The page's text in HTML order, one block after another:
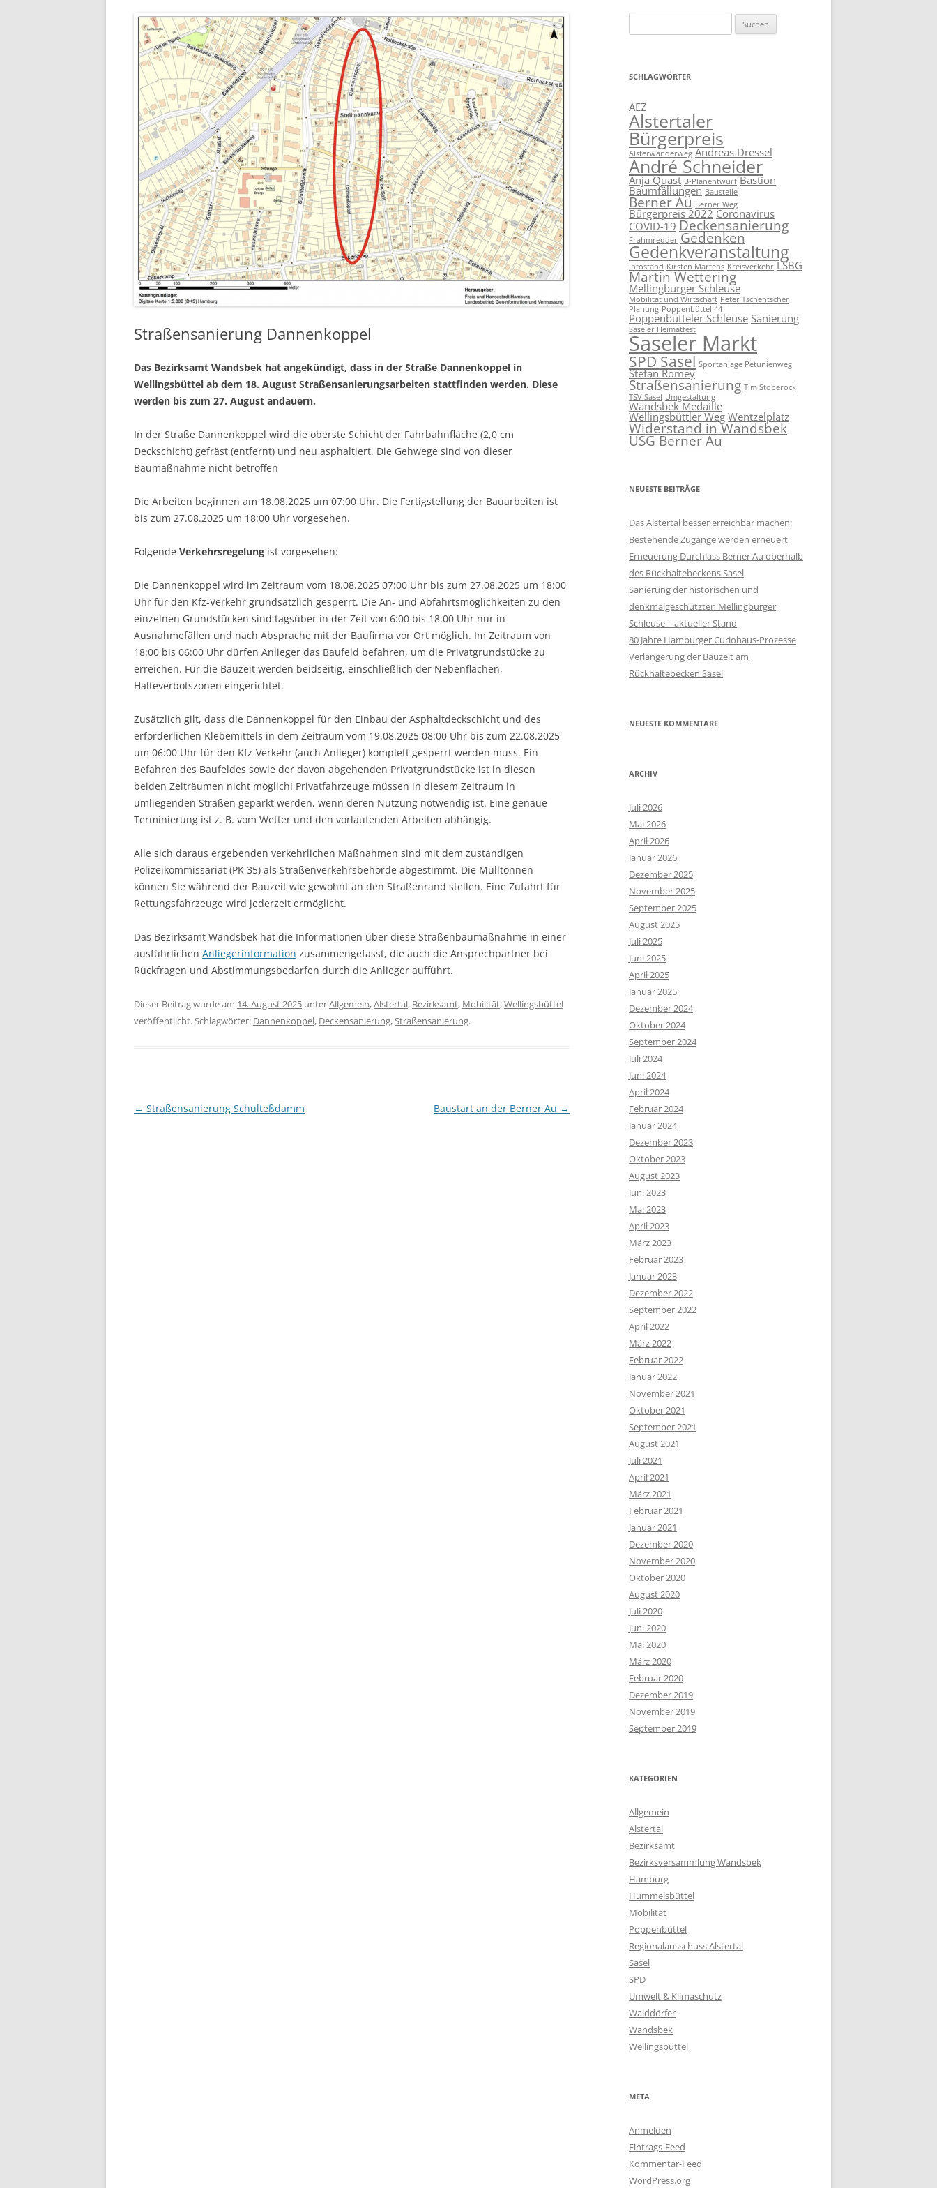
Straßensanierung Dannenkoppel
Das Bezirksamt Wandsbek hat angekündigt, dass in der Straße Dannenkoppel in
Wellingsbüttel ab dem 18. August Straßensanierungsarbeiten stattfinden werden. Diese
werden bis zum 27. August andauern.
In der Straße Dannenkoppel wird die oberste Schicht der Fahrbahnfläche (2,0 cm
Deckschicht) gefräst (entfernt) und neu asphaltiert. Die Gehwege sind von dieser
Baumaßnahme nicht betroffen
Die Arbeiten beginnen am 18.08.2025 um 07:00 Uhr. Die Fertigstellung der Bauarbeiten ist
bis zum 27.08.2025 um 18:00 Uhr vorgesehen.
Folgende Verkehrsregelung ist vorgesehen:
Die Dannenkoppel wird im Zeitraum vom 18.08.2025 07:00 Uhr bis zum 27.08.2025 um 18:00
Uhr für den Kfz-Verkehr grundsätzlich gesperrt. Die An- und Abfahrtsmöglichkeiten zu den
einzelnen Grundstücken sind tagsüber in der Zeit von 6:00 bis 18:00 Uhr nur in
Ausnahmefällen und nach Absprache mit der Baufirma vor Ort möglich. Im Zeitraum von
18:00 bis 06:00 Uhr dürfen Anlieger das Baufeld befahren, um die Privatgrundstücke zu
erreichen. Für die Bauzeit werden beidseitig, einschließlich der Nebenflächen,
Halteverbotszonen eingerichtet.
Zusätzlich gilt, dass die Dannenkoppel für den Einbau der Asphaltdeckschicht und des
erforderlichen Klebemittels in dem Zeitraum vom 19.08.2025 08:00 Uhr bis zum 22.08.2025
um 06:00 Uhr für den Kfz-Verkehr (auch Anlieger) komplett gesperrt werden muss. Ein
Befahren des Baufeldes sowie der davon abgehenden Privatgrundstücke ist in diesen
beiden Zeiträumen nicht möglich! Privatfahrzeuge müssen in diesem Zeitraum in
umliegenden Straßen geparkt werden, wenn deren Nutzung notwendig ist. Eine genaue
Terminierung ist z. B. vom Wetter und den vorlaufenden Arbeiten abhängig.
Alle sich daraus ergebenden verkehrlichen Maßnahmen sind mit dem zuständigen
Polizeikommissariat (PK 35) als Straßenverkehrsbehörde abgestimmt. Die Mülltonnen
können Sie während der Bauzeit wie gewohnt an den Straßenrand stellen. Eine Zufahrt für
Rettungsfahrzeuge wird jederzeit ermöglicht.
Das Bezirksamt Wandsbek hat die Informationen über diese Straßenbaumaßnahme in einer
ausführlichen Anliegerinformation zusammengefasst, die auch die Ansprechpartner bei
Rückfragen und Abstimmungsbedarfen durch die Anlieger aufführt.
Dieser Beitrag wurde am 14. August 2025 unterAllgemein,Alstertal, Bezirksamt, Mobilität,Wellingsbüttel
veröffentlicht. Schlagwörter: Dannenkoppel, Deckensanierung,Straßensanierung.
Beitragsnavigation
← Straßensanierung Schulteßdamm Baustart an der Berner Au →
nach:
SCHLAGWÖRTER
AEZ
Alstertaler
Bürgerpreis
Alsterwanderweg Andreas Dressel
André Schneider
Anja Quast B-Planentwurf Bastion
Baumfällungen Baustelle
Berner Au Berner Weg
Bürgerpreis 2022Coronavirus
COVID-19 Deckensanierung
Frahmredder Gedenken
Gedenkveranstaltung
Infostand Kirsten Martens Kreisverkehr LSBG
Martin Wettering
Mellingburger Schleuse
Mobilität und Wirtschaft Peter Tschentscher
Planung Poppenbüttel 44
Poppenbütteler Schleuse Sanierung
Saseler Heimatfest
Saseler Markt
SPD Sasel Sportanlage Petunienweg
Stefan Romey
Straßensanierung Tim Stoberock
TSV Sasel Umgestaltung
Wandsbek Medaille
Wellingsbüttler WegWentzelplatz
Widerstand in Wandsbek
ÜSG Berner Au
NEUESTE BEITRÄGE
Das Alstertal besser erreichbar machen:
Bestehende Zugänge werden erneuert
Erneuerung Durchlass Berner Au oberhalb
des Rückhalte­beckens Sasel
Sanierung der historischen und
denkmalgeschützten Mellingburger
Schleuse – aktueller Stand
80 Jahre Hamburger Curiohaus-Prozesse
Verlängerung der Bauzeit am
Rückhaltebecken Sasel
NEUESTE KOMMENTARE
ARCHIV
Juli 2026
Mai 2026
April 2026
Januar 2026
Dezember 2025
November 2025
September 2025
August 2025
Juli 2025
Juni 2025
April 2025
Januar 2025
Dezember 2024
Oktober 2024
September 2024
Juli 2024
Juni 2024
April 2024
Februar 2024
Januar 2024
Dezember 2023
Oktober 2023
August 2023
Juni 2023
Mai 2023
April 2023
März 2023
Februar 2023
Januar 2023
Dezember 2022
September 2022
April 2022
März 2022
Februar 2022
Januar 2022
November 2021
Oktober 2021
September 2021
August 2021
Juli 2021
April 2021
März 2021
Februar 2021
Januar 2021
Dezember 2020
November 2020
Oktober 2020
August 2020
Juli 2020
Juni 2020
Mai 2020
März 2020
Februar 2020
Dezember 2019
November 2019
September 2019
KATEGORIEN
Allgemein
Alstertal
Bezirksamt
Bezirksversammlung Wandsbek
Hamburg
Hummelsbüttel
Mobilität
Poppenbüttel
Regionalausschuss Alstertal
Sasel
SPD
Umwelt & Klimaschutz
Walddörfer
Wandsbek
Wellingsbüttel
META
Anmelden
Eintrags-Feed
Kommentar-Feed
WordPress.org